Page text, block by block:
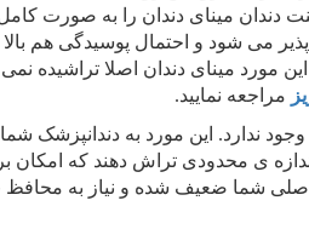
مینای دندان را به صورت کامل
می شود و احتمال پوسیدگی هم
مورد مینای دندان اصلا تراشیده
مراجعه نمایید.
ندارد. این مورد به دندانپزشک
ی محدودی تراش دهند که امکان
اصلی شما ضعیف شده و نیاز به